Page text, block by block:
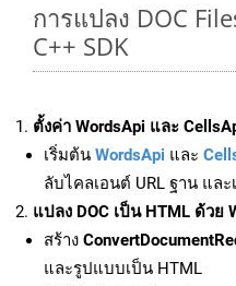
การแปลง DOC
C++ SDK
ตั้งค่า WordsApi และ
เริ่มต้น WordsApi และ
ลับไคลเอนต์ URL ฐาน แล
แปลง DOC เป็น HTML ด้วย
สร้าง
และรูปแบบเป็น HTML